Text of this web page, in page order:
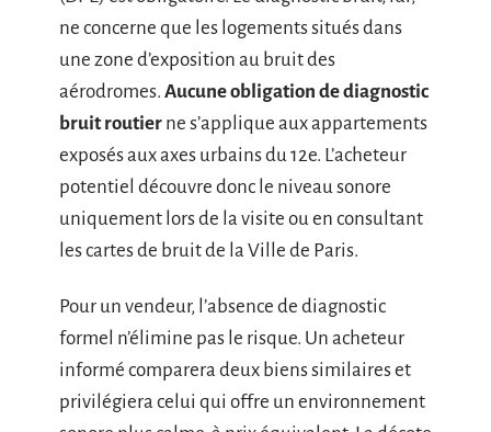
ne concerne que les logements situés dans
une zone d’exposition au bruit des
aérodromes. Aucune obligation de diagnostic
bruit routier ne s’applique aux appartements
exposés aux axes urbains du 12e. L’acheteur
potentiel découvre donc le niveau sonore
uniquement lors de la visite ou en consultant
les cartes de bruit de la Ville de Paris.
Pour un vendeur, l’absence de diagnostic
formel n’élimine pas le risque. Un acheteur
informé comparera deux biens similaires et
privilégiera celui qui offre un environnement